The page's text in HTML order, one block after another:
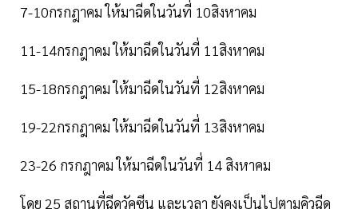
7-10กรกฎาคม ให้มาฉีดในวันที่ 10สิงหาคม
11-14กรกฎาคม ให้มาฉีดในวันที่ 11สิงหาคม
15-18กรกฎาคม ให้มาฉีดในวันที่ 12สิงหาคม
19-22กรกฎาคม ให้มาฉีดในวันที่ 13สิงหาคม
23-26 กรกฎาคม ให้มาฉีดในวันที่ 14 สิงหาคม
โดย 25 สถานที่ฉีดวัคซีน และเวลา ยังคงเป็นไปตามคิวฉีด